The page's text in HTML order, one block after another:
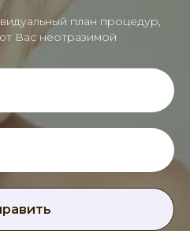
план процедур,
Вас неотразимой